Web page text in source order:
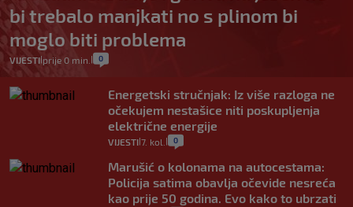
bi trebalo manjkati no s plinom bi
moglo biti problema
VIJESTI| prije 0 min. 0
Energetski stručnjak: Iz više razloga ne
očekujem nestašice niti poskupljenja
električne energije
VIJESTI 7. kol. 0
Marušić o kolonama na autocestama:
Policija satima obavlja očevide nesreća
kao prije 50 godina. Evo kako to ubrzati